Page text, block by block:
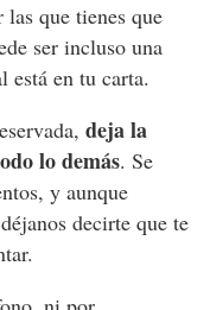
que tienes que
ser incluso una
está en tu carta.
deja la
lo demás. Se
y aunque
decirte que te